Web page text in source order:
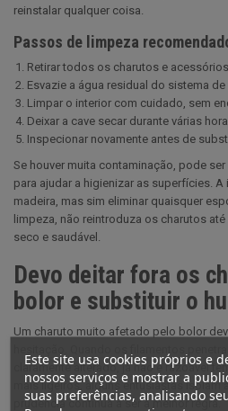
Este site usa cookies próprios e
nossos serviços e mostrar a
suas preferências, analisando
reinstalar qualquer coisa.
Passos de limpeza
Retirar todos os charutos e acessórios.
Esvazie a água residual do sistema de
Limpar o interior com cuidado, sem
Deixar a cave secar durante várias
Inspecionar novamente antes de
Se houver muita contaminação, pode
para ajudar a higienizar as superfícies. A
madeira, mas sim eliminar quaisquer
limpeza, não reintroduza os charutos
seco e saudável.
Devo deitar fora os
bolor e substituir o
Um charuto muito afetado pelo bolor
claramente alterado, já não é razoável
mais ligeiros, alguns entusiastas isolam
prudência continua a ser a melhor regra.